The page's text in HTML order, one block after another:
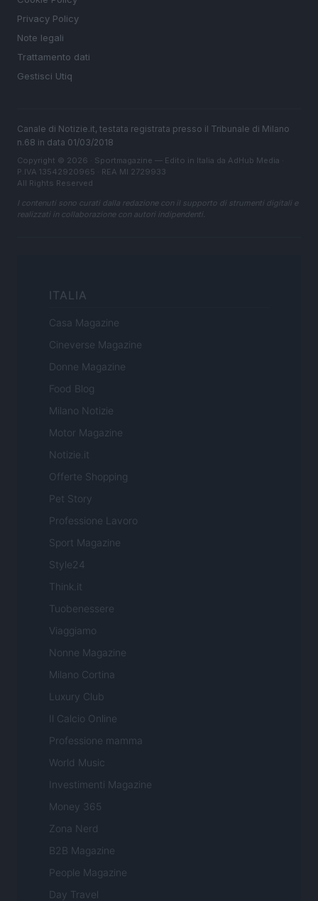
Privacy Policy
Note legali
Trattamento dati
Gestisci Utiq
Canale di Notizie.it, testata registrata presso il Tribunale di Milano
n.68 in data 01/03/2018
Copyright © 2026 · Sportmagazine — Edito in Italia da AdHub Media
P.IVA 13542920965 · REA MI 2729933
All Rights Reserved
I contenuti sono curati dalla redazione con il supporto di strumenti digitali e
realizzati in collaborazione con autori indipendenti.
ITALIA
Casa Magazine
Cineverse Magazine
Donne Magazine
Food Blog
Milano Notizie
Motor Magazine
Notizie.it
Offerte Shopping
Pet Story
Professione Lavoro
Sport Magazine
Style24
Think.it
Tuobenessere
Viaggiamo
Nonne Magazine
Milano Cortina
Luxury Club
Il Calcio Online
Professione mamma
World Music
Investimenti Magazine
Money 365
Zona Nerd
B2B Magazine
People Magazine
Day Travel